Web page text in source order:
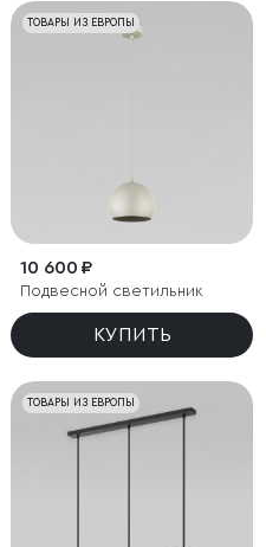
ТОВАРЫ ИЗ ЕВРОПЫ
10 600 ₽
Подвесной светильник
КУПИТЬ
ТОВАРЫ ИЗ ЕВРОПЫ